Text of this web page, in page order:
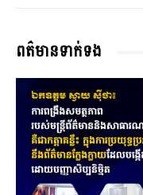
ពត៌មានទាក់ទង